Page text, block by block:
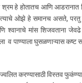
हे होतातच आणि आडरानात
त्याचे ओझे हे समानच असते,
श्वानाचे मांस शिजवताना
व पाण्याला घुसळणाऱ्यास
करण्यासाठी विस्तव